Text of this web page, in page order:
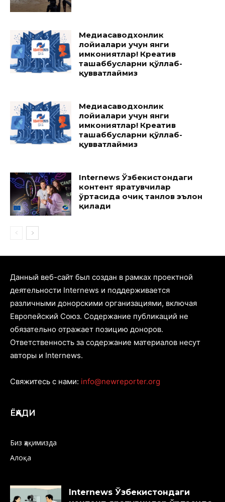
Медиасаводхонлик
лойиҳалари учун янги
имкониятлар! Креатив
ташаббусларни қўллаб-
қувватлаймиз
Медиасаводхонлик
лойиҳалари учун янги
имкониятлар! Креатив
ташаббусларни қўллаб-
қувватлаймиз
Internews Ўзбекистондаги
контент яратувчилар
ўртасида очиқ танлов эълон
қилади
Данный веб-сайт был создан в рамках проектной
деятельности Internews и поддерживается
различными донорскими организациями, включая
Европейский Союз. Содержание публикаций не
обязательно отражает позицию доноров.
Ответственность за содержание материалов несут
авторы и Internews.
Свяжитесь с нами: info@newreporter.org
ЁҚАДИ
Биз ҳақимизда
Алоқа
Internews Ўзбекистондаги